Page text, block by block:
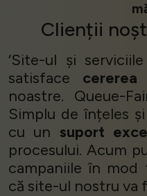
Clienții
‘Site-ul și
satisface
noastre. Queue-
Simplu de înțeles și
cu un suport
procesului. Acum
campaniile în
că site-ul nostru va